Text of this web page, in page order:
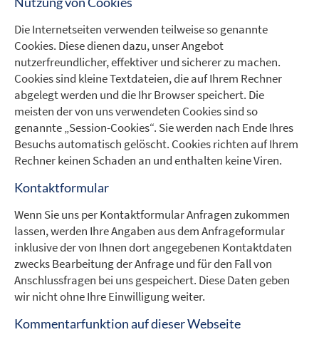
Die Internetseiten verwenden teilweise so genannte
Cookies. Diese dienen dazu, unser Angebot
nutzerfreundlicher, effektiver und sicherer zu machen.
Cookies sind kleine Textdateien, die auf Ihrem Rechner
abgelegt werden und die Ihr Browser speichert. Die
meisten der von uns verwendeten Cookies sind so
genannte „Session-Cookies“. Sie werden nach Ende Ihres
Besuchs automatisch gelöscht. Cookies richten auf Ihrem
Rechner keinen Schaden an und enthalten keine Viren.
Kontaktformular
Wenn Sie uns per Kontaktformular Anfragen zukommen
lassen, werden Ihre Angaben aus dem Anfrageformular
inklusive der von Ihnen dort angegebenen Kontaktdaten
zwecks Bearbeitung der Anfrage und für den Fall von
Anschlussfragen bei uns gespeichert. Diese Daten geben
wir nicht ohne Ihre Einwilligung weiter.
Kommentarfunktion auf dieser Webseite